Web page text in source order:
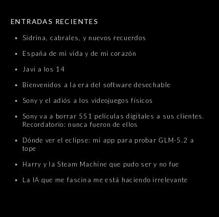
ENTRADAS RECIENTES
Sidrina, cabrales, y nuevos recuerdos
España de mi vida y de mi corazón
Javi a los 14
Bienvenidos a la era del software desechable
Sony y el adiós a los videojuegos físicos
Sony va a borrar 551 películas digitales a sus clientes.
Recordatorio: nunca fueron de ellos
Dónde ver el eclipse: mi app para probar GLM-5.2 a
tope
Harry y la Steam Machine que pudo ser y no fue
La IA que me fascina me está haciendo irrelevante